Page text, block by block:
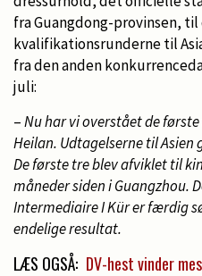
fra Guangdong-provinsen,
kvalifikationsrunderne til
fra den anden
juli:
–Nu har vi overstået de
Heilan. Udtagelserne til Asien
De første tre blev afviklet til
måneder siden i Guangzhou.
Intermediaire I Kür er færdig
endelige resultat.
LÆS OGSÅ: DV-hest vinder